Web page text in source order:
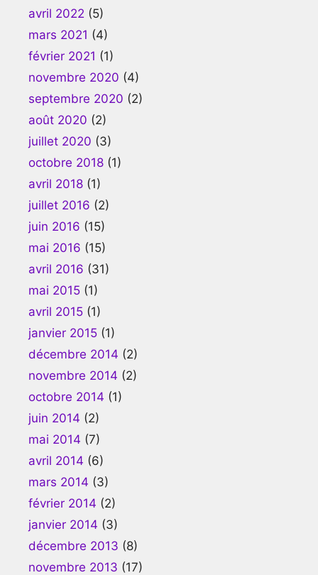
avril 2022 (5)
mars 2021 (4)
février 2021 (1)
novembre 2020 (4)
septembre 2020 (2)
août 2020 (2)
juillet 2020 (3)
octobre 2018 (1)
avril 2018 (1)
juillet 2016 (2)
juin 2016 (15)
mai 2016 (15)
avril 2016 (31)
mai 2015 (1)
avril 2015 (1)
janvier 2015 (1)
décembre 2014 (2)
novembre 2014 (2)
octobre 2014 (1)
juin 2014 (2)
mai 2014 (7)
avril 2014 (6)
mars 2014 (3)
février 2014 (2)
janvier 2014 (3)
décembre 2013 (8)
novembre 2013 (17)